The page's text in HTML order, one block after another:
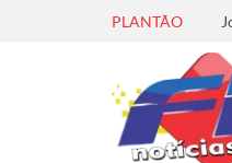
PLANTÃO